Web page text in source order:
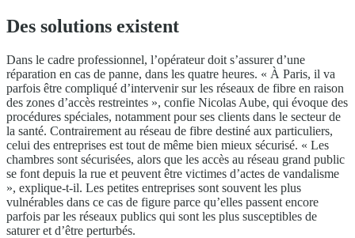
Des solutions existent
Dans le cadre professionnel, l’opérateur doit s’assurer d’une
réparation en cas de panne, dans les quatre heures. « À Paris, il va
parfois être compliqué d’intervenir sur les réseaux de fibre en raison
des zones d’accès restreintes », confie Nicolas Aube, qui évoque des
procédures spéciales, notamment pour ses clients dans le secteur de
la santé. Contrairement au réseau de fibre destiné aux particuliers,
celui des entreprises est tout de même bien mieux sécurisé. « Les
chambres sont sécurisées, alors que les accès au réseau grand public
se font depuis la rue et peuvent être victimes d’actes de vandalisme
», explique-t-il. Les petites entreprises sont souvent les plus
vulnérables dans ce cas de figure parce qu’elles passent encore
parfois par les réseaux publics qui sont les plus susceptibles de
saturer et d’être perturbés.